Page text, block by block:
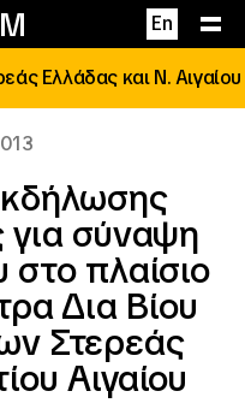
En
Ελλάδας και Ν. Αιγαίου
για σύναψη
πλαίσιο
Δια Βίου
Στερεάς
Αιγαίου